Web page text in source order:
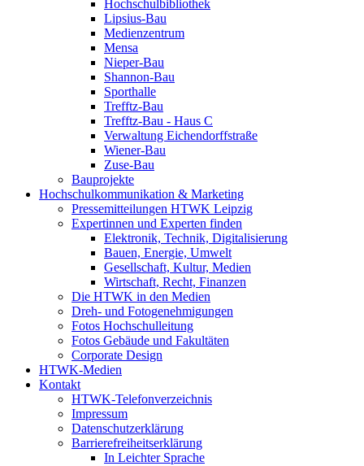
Hochschulbibliothek
Lipsius-Bau
Medienzentrum
Mensa
Nieper-Bau
Shannon-Bau
Sporthalle
Trefftz-Bau
Trefftz-Bau - Haus C
Verwaltung Eichendorffstraße
Wiener-Bau
Zuse-Bau
Bauprojekte
Hochschulkommunikation & Marketing
Pressemitteilungen HTWK Leipzig
Expertinnen und Experten finden
Elektronik, Technik, Digitalisierung
Bauen, Energie, Umwelt
Gesellschaft, Kultur, Medien
Wirtschaft, Recht, Finanzen
Die HTWK in den Medien
Dreh- und Fotogenehmigungen
Fotos Hochschulleitung
Fotos Gebäude und Fakultäten
Corporate Design
HTWK-Medien
Kontakt
HTWK-Telefonverzeichnis
Impressum
Datenschutzerklärung
Barrierefreiheitserklärung
In Leichter Sprache